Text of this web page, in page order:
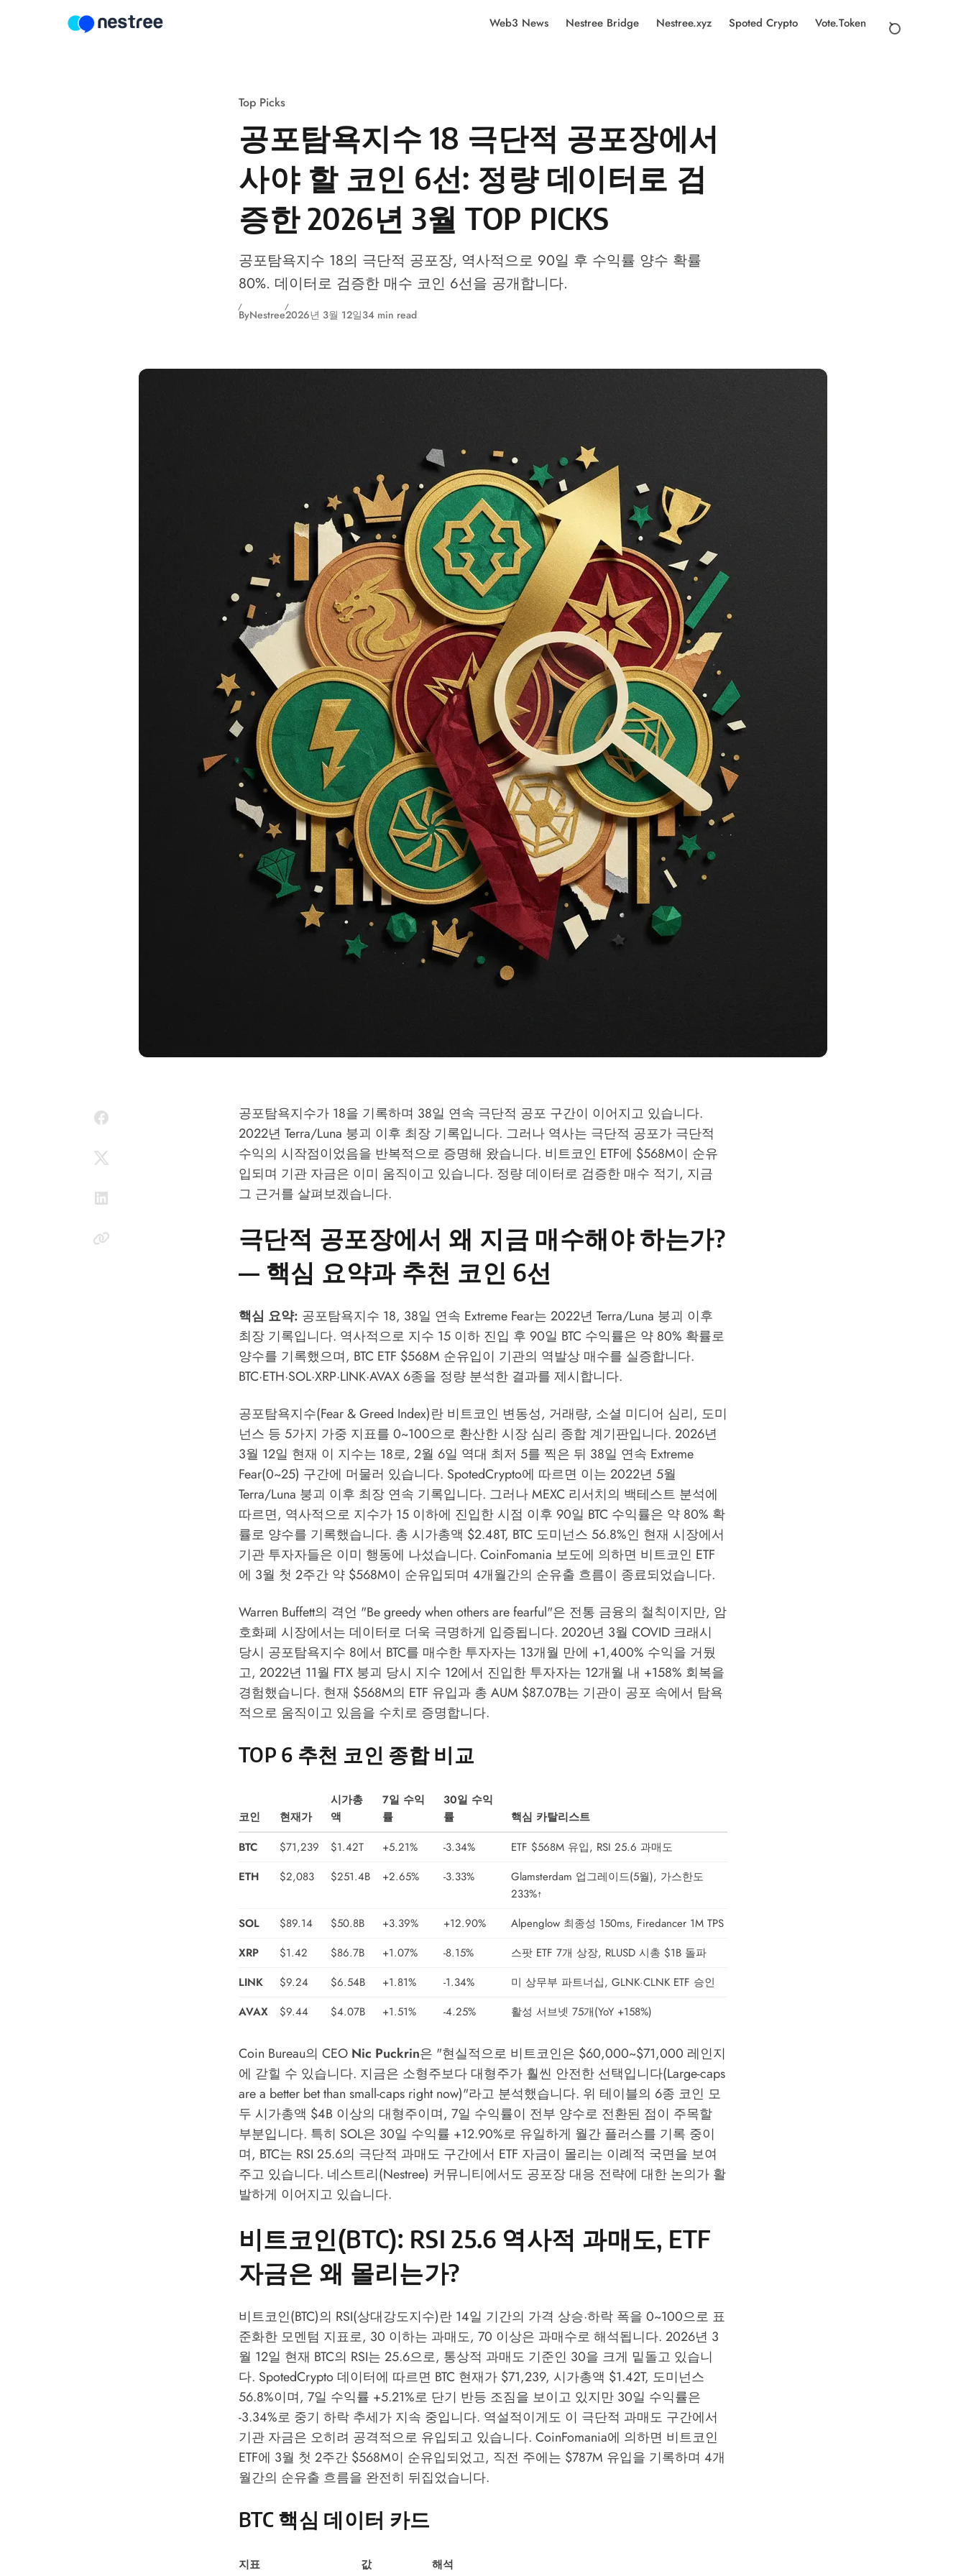
Web3 News Nestree Bridge Nestree.xyz Spoted Crypto Vote.Token
Top Picks
공포탐욕지수 18 극단적 공포장에서
사야 할 코인 6선: 정량 데이터로 검
증한 2026년 3월 TOP PICKS
공포탐욕지수 18의 극단적 공포장, 역사적으로 90일 후 수익률 양수 확률
80%. 데이터로 검증한 매수 코인 6선을 공개합니다.
ByNestree2026년 3월 12일34 min read
공포탐욕지수가 18을 기록하며 38일 연속 극단적 공포 구간이 이어지고 있습니다.
2022년 Terra/Luna 붕괴 이후 최장 기록입니다. 그러나 역사는 극단적 공포가 극단적
수익의 시작점이었음을 반복적으로 증명해 왔습니다. 비트코인 ETF에 $568M이 순유
입되며 기관 자금은 이미 움직이고 있습니다. 정량 데이터로 검증한 매수 적기, 지금
그 근거를 살펴보겠습니다.
극단적 공포장에서 왜 지금 매수해야 하는가?
— 핵심 요약과 추천 코인 6선
핵심 요약: 공포탐욕지수 18, 38일 연속 Extreme Fear는 2022년 Terra/Luna 붕괴 이후
최장 기록입니다. 역사적으로 지수 15 이하 진입 후 90일 BTC 수익률은 약 80% 확률로
양수를 기록했으며, BTC ETF $568M 순유입이 기관의 역발상 매수를 실증합니다.
BTC·ETH·SOL·XRP·LINK·AVAX 6종을 정량 분석한 결과를 제시합니다.
공포탐욕지수(Fear & Greed Index)란 비트코인 변동성, 거래량, 소셜 미디어 심리, 도미
넌스 등 5가지 가중 지표를 0~100으로 환산한 시장 심리 종합 계기판입니다. 2026년
3월 12일 현재 이 지수는 18로, 2월 6일 역대 최저 5를 찍은 뒤 38일 연속 Extreme
Fear(0~25) 구간에 머물러 있습니다. SpotedCrypto에 따르면 이는 2022년 5월
Terra/Luna 붕괴 이후 최장 연속 기록입니다. 그러나MEXC 리서치의 백테스트 분석에
따르면, 역사적으로 지수가 15 이하에 진입한 시점 이후 90일 BTC 수익률은 약 80% 확
률로 양수를 기록했습니다. 총 시가총액 $2.48T, BTC 도미넌스 56.8%인 현재 시장에서
기관 투자자들은 이미 행동에 나섰습니다. CoinFomania 보도에 의하면 비트코인 ETF
에 3월 첫 2주간 약 $568M이 순유입되며 4개월간의 순유출 흐름이 종료되었습니다.
Warren Buffett의 격언 "Be greedy when others are fearful"은 전통 금융의 철칙이지만, 암
호화폐 시장에서는 데이터로 더욱 극명하게 입증됩니다. 2020년 3월 COVID 크래시
당시 공포탐욕지수 8에서 BTC를 매수한 투자자는 13개월 만에 +1,400% 수익을 거뒀
고, 2022년 11월 FTX 붕괴 당시 지수 12에서 진입한 투자자는 12개월 내 +158% 회복을
경험했습니다. 현재 $568M의 ETF 유입과 총 AUM $87.07B는 기관이 공포 속에서 탐욕
적으로 움직이고 있음을 수치로 증명합니다.
TOP 6 추천 코인 종합 비교
코인 현재가
시가총
액
7일 수익
률
30일 수익
률
핵심 카탈리스트
BTC
$71,239 $1.42T +5.21% -3.34%
ETF $568M 유입, RSI 25.6 과매도
ETH
$2,083 $251.4B +2.65% -3.33%
Glamsterdam 업그레이드(5월), 가스한도
233%↑
SOL
$89.14 $50.8B +3.39% +12.90%
Alpenglow 최종성 150ms, Firedancer 1M TPS
XRP
$1.42 $86.7B +1.07% -8.15%
스팟 ETF 7개 상장, RLUSD 시총 $1B 돌파
LINK
$9.24 $6.54B +1.81% -1.34%
미 상무부 파트너십, GLNK·CLNK ETF 승인
AVAX
$9.44 $4.07B +1.51% -4.25% 활성 서브넷 75개(YoY +158%)
Coin Bureau의 CEO Nic Puckrin은 "현실적으로 비트코인은 $60,000~$71,000 레인지
에 갇힐 수 있습니다. 지금은 소형주보다 대형주가 훨씬 안전한 선택입니다(Large-caps
are a better bet than small-caps right now)"라고 분석했습니다. 위 테이블의 6종 코인 모
두 시가총액 $4B 이상의 대형주이며, 7일 수익률이 전부 양수로 전환된 점이 주목할
부분입니다. 특히 SOL은 30일 수익률 +12.90%로 유일하게 월간 플러스를 기록 중이
며, BTC는 RSI 25.6의 극단적 과매도 구간에서 ETF 자금이 몰리는 이례적 국면을 보여
주고 있습니다. 네스트리(Nestree) 커뮤니티에서도 공포장 대응 전략에 대한 논의가 활
발하게 이어지고 있습니다.
비트코인(BTC): RSI 25.6 역사적 과매도, ETF
자금은 왜 몰리는가?
비트코인(BTC)의 RSI(상대강도지수)란 14일 기간의 가격 상승·하락 폭을 0~100으로 표
준화한 모멘텀 지표로, 30 이하는 과매도, 70 이상은 과매수로 해석됩니다. 2026년 3
월 12일 현재 BTC의 RSI는 25.6으로, 통상적 과매도 기준인 30을 크게 밑돌고 있습니
다. SpotedCrypto 데이터에 따르면 BTC 현재가 $71,239, 시가총액 $1.42T, 도미넌스
56.8%이며, 7일 수익률 +5.21%로 단기 반등 조짐을 보이고 있지만 30일 수익률은
-3.34%로 중기 하락 추세가 지속 중입니다. 역설적이게도 이 극단적 과매도 구간에서
기관 자금은 오히려 공격적으로 유입되고 있습니다. CoinFomania에 의하면 비트코인
ETF에 3월 첫 2주간 $568M이 순유입되었고, 직전 주에는 $787M 유입을 기록하며 4개
월간의 순유출 흐름을 완전히 뒤집었습니다.
BTC 핵심 데이터 카드
지표 값 해석